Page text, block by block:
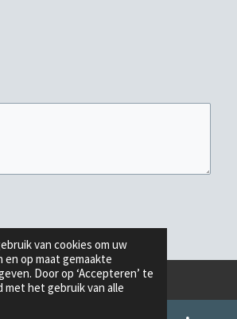
van cookies om uw
op maat gemaakte
Door op ‘Accepteren’ te
met het gebruik van alle